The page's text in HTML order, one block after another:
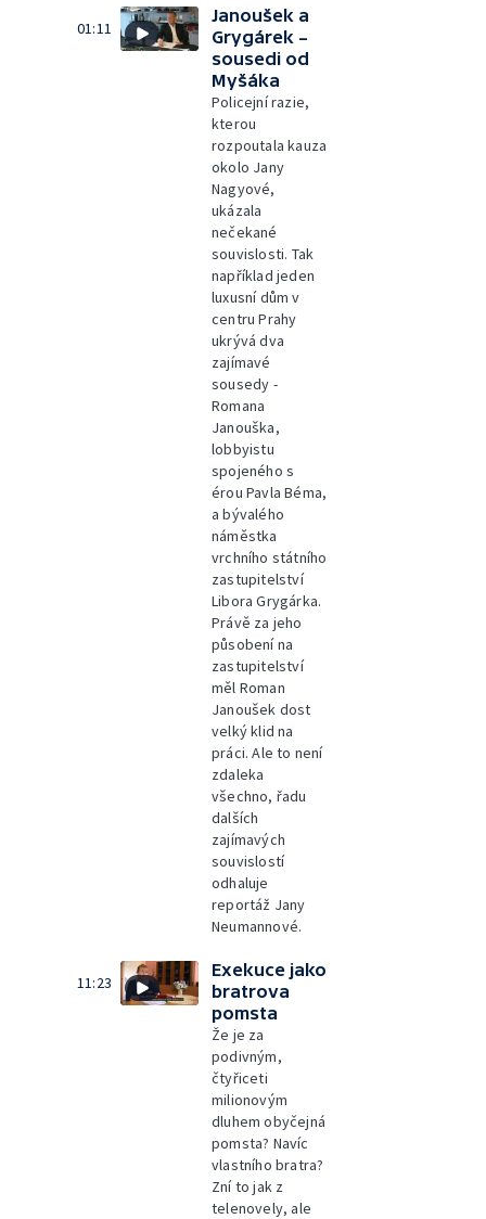
01:11
Janoušek a
Grygárek –
sousedi od
Myšáka
Policejní razie,
kterou
rozpoutala kauza
okolo Jany
Nagyové,
ukázala
nečekané
souvislosti. Tak
například jeden
luxusní dům v
centru Prahy
ukrývá dva
zajímavé
sousedy -
Romana
Janouška,
lobbyistu
spojeného s
érou Pavla Béma,
a bývalého
náměstka
vrchního státního
zastupitelství
Libora Grygárka.
Právě za jeho
působení na
zastupitelství
měl Roman
Janoušek dost
velký klid na
práci. Ale to není
zdaleka
všechno, řadu
dalších
zajímavých
souvislostí
odhaluje
reportáž Jany
Neumannové.
11:23
Exekuce jako
bratrova
pomsta
Že je za
podivným,
čtyřiceti
milionovým
dluhem obyčejná
pomsta? Navíc
vlastního bratra?
Zní to jak z
telenovely, ale